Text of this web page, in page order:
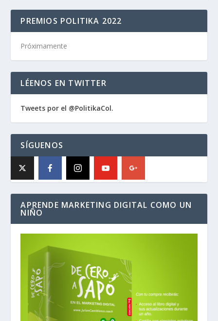
PREMIOS POLITIKA 2022
Próximamente
LÉENOS EN TWITTER
Tweets por el @PolitikaCol.
SÍGUENOS
APRENDE MARKETING DIGITAL COMO UN
NIÑO